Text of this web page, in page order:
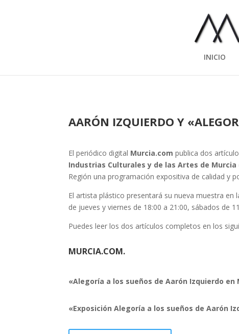
INICIO
AARÓN IZQUIERDO Y
El periódico digital Murcia.com publica dos
Industrias Culturales y de las Artes de Murcia
Región una programación expositiva de calidad y
El artista plástico presentará su nueva muestra en
de jueves y viernes de 18:00 a 21:00, sábados de
Puedes leer los dos artículos completos en los
MURCIA.COM.
«Alegoría a los sueños de Aarón Izquierdo en
«Exposición Alegoría a los sueños de Aarón